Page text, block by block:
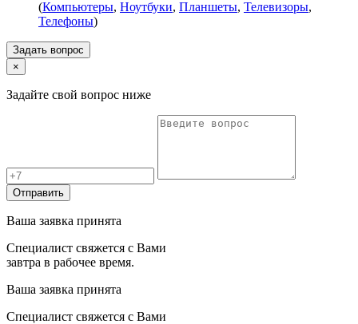
(Компьютеры, Ноутбуки, Планшеты, Телевизоры,
Телефоны)
Задать вопрос
×
Задайте свой вопрос ниже
Отправить
Ваша заявка принята
Специалист свяжется с Вами
завтра в рабочее время.
Ваша заявка принята
Специалист свяжется с Вами